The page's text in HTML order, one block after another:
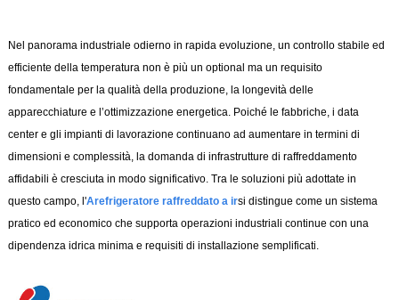
Nel panorama industriale odierno in rapida evoluzione, un controllo stabile ed
efficiente della temperatura non è più un optional ma un requisito
fondamentale per la qualità della produzione, la longevità delle
apparecchiature e l’ottimizzazione energetica. Poiché le fabbriche, i data
center e gli impianti di lavorazione continuano ad aumentare in termini di
dimensioni e complessità, la domanda di infrastrutture di raffreddamento
affidabili è cresciuta in modo significativo. Tra le soluzioni più adottate in
questo campo, l'Arefrigeratore raffreddato a irsi distingue come un sistema
pratico ed economico che supporta operazioni industriali continue con una
dipendenza idrica minima e requisiti di installazione semplificati.